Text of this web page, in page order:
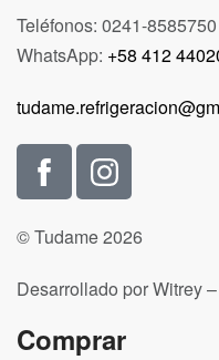
Teléfonos: 0241-8585750
WhatsApp: +58 412
© Tudame 2026
Desarrollado por Witrey
Comprar